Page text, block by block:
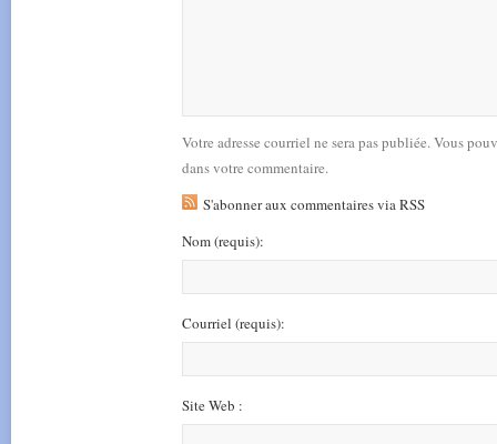
Votre adresse courriel ne sera pas publiée. Vous
dans votre commentaire.
S'abonner aux commentaires via RSS
Nom(requis):
Courriel (requis):
Site Web :